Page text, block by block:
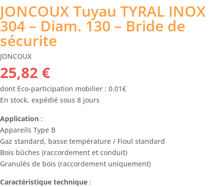
JONCOUX Tuyau TYRAL INOX
304 – Diam. 130 – Bride de
sécurite
JONCOUX
25,82 €
dont Eco-participation mobilier : 0.01€
En stock, expédié sous 8 jours
Application :
Appareils Type B
Gaz standard, basse température / Fioul standard
Bois bûches (raccordement et conduit)
Granulés de bois (raccordement uniquement)
Caractéristique technique :